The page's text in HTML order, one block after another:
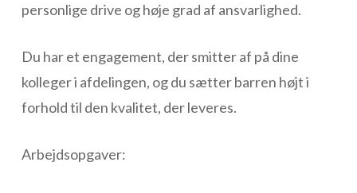
personlige drive og høje grad af ansvarlighed.
Du har et engagement, der smitter af på dine
kolleger i afdelingen, og du sætter barren højt i
forhold til den kvalitet, der leveres.
Arbejdsopgaver: